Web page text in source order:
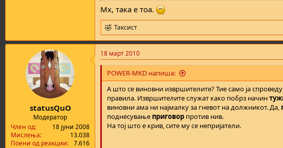
Мх, така е тоа.
R
e
a
c
t
o
Таксист
statusQuO
Модератор
Член од
18 јуни 2008
Мислења
13.038
Поени од реакции
7.616
18 март 2010
POWER-MKD напиша:
А што се виновни извршителите? Тие само ја
правила. Извршителите служат како побрз начин
виновни ама ни најмалку за гневот на должникот. Да,
поднесување приговор против нив.
На тој што е крив, сите му се непријатели.